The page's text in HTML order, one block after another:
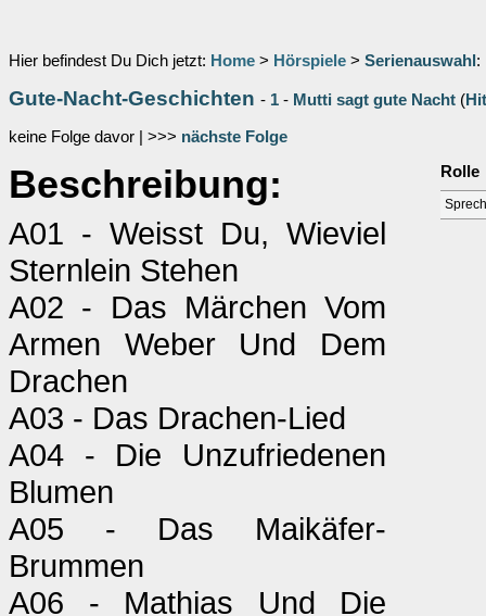
Hier befindest Du Dich jetzt: Home > Hörspiele > Serienauswahl :
Gute-Nacht-Geschichten - 1 - Mutti sagt gute Nacht (
keine Folge davor | >>> nächste Folge
Beschreibung:
A01 - Weisst Du, Wieviel
Sternlein Stehen
A02 - Das Märchen Vom
Armen Weber Und Dem
Drachen
A03 - Das Drachen-Lied
A04 - Die Unzufriedenen
Blumen
A05 - Das Maikäfer-
Brummen
A06 - Mathias Und Die
Rolle